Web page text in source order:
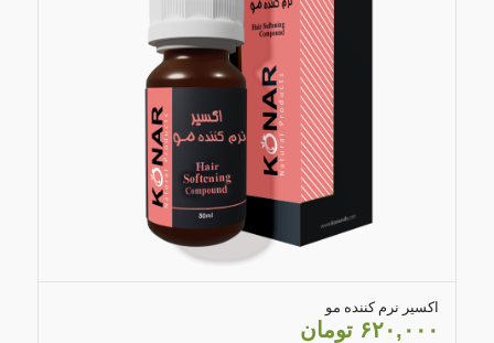
اکسیر نرم کننده مو
۶۲۰,۰۰۰ تومان